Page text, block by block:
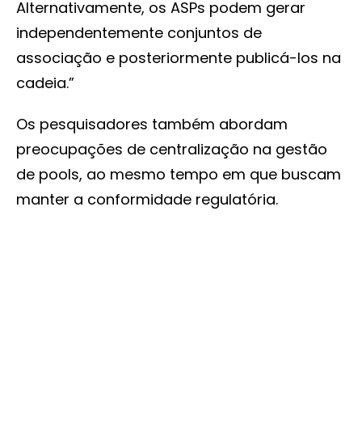
Alternativamente, os ASPs podem gerar
independentemente conjuntos de
associação e posteriormente publicá-los na
cadeia.”
Os pesquisadores também abordam
preocupações de centralização na gestão
de pools, ao mesmo tempo em que buscam
manter a conformidade regulatória.